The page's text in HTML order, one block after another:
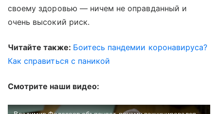
своему здоровью — ничем не оправданный и
очень высокий риск.
Читайте также: Боитесь пандемии коронавируса?
Как справиться с паникой
Смотрите наши видео: